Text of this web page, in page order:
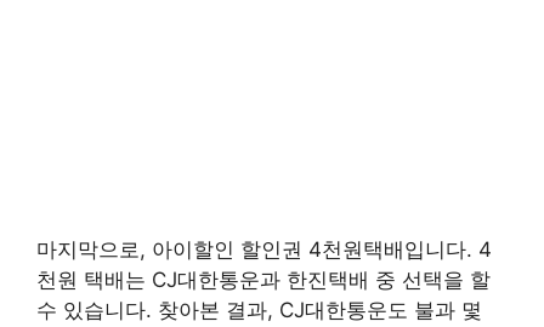
마지막으로, 아이할인 할인권 4천원택배입니다. 4
천원 택배는 CJ대한통운과 한진택배 중 선택을 할
수 있습니다. 찾아본 결과, CJ대한통운도 불과 몇